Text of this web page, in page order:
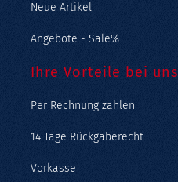
Neue Artikel
Angebote - Sale%
Ihre Vorteile bei uns
Per Rechnung zahlen
14 Tage Rückgaberecht
Vorkasse